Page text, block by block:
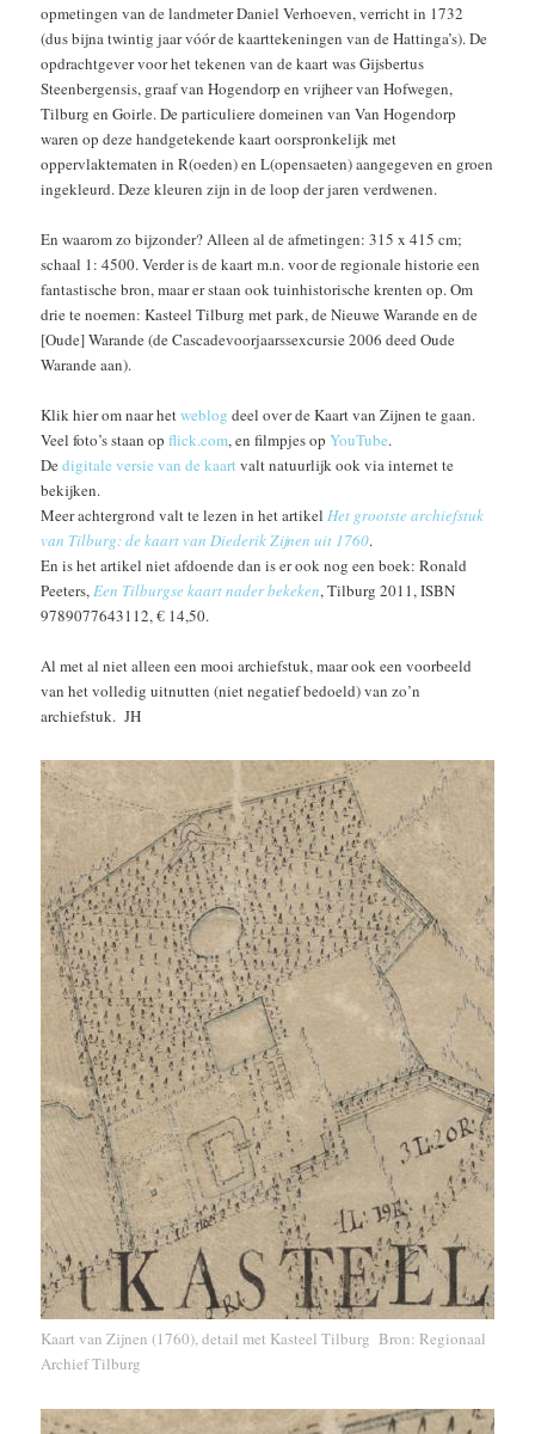
opmetingen van de landmeter Daniel Verhoeven, verricht in 1732
(dus bijna twintig jaar vóór de kaarttekeningen van de Hattinga’s). De
opdrachtgever voor het tekenen van de kaart was Gijsbertus
Steenbergensis, graaf van Hogendorp en vrijheer van Hofwegen,
Tilburg en Goirle. De particuliere domeinen van Van Hogendorp
waren op deze handgetekende kaart oorspronkelijk met
oppervlaktematen in R(oeden) en L(opensaeten) aangegeven en groen
ingekleurd. Deze kleuren zijn in de loop der jaren verdwenen.
En waarom zo bijzonder? Alleen al de afmetingen: 315 x 415 cm;
schaal 1: 4500. Verder is de kaart m.n. voor de regionale historie een
fantastische bron, maar er staan ook tuinhistorische krenten op. Om
drie te noemen: Kasteel Tilburg met park, de Nieuwe Warande en de
[Oude] Warande (de Cascadevoorjaarssexcursie 2006 deed Oude
Warande aan).
Klik hier om naar hetweblog deel over de Kaart van Zijnen te gaan.
Veel foto’s staan opflick.com, en filmpjes opYouTube.
Dedigitale versie van de kaartvalt natuurlijk ook via internet te
bekijken.
Meer achtergrond valt te lezen in het artikelHet grootste archiefstuk
van Tilburg: de kaart van Diederik Zijnen uit 1760.
En is het artikel niet afdoende dan is er ook nog een boek: Ronald
Peeters,Een Tilburgse kaart nader bekeken, Tilburg 2011, ISBN
9789077643112,€ 14,50.
Al met al niet alleen een mooi archiefstuk, maar ook een voorbeeld
van het volledig uitnutten (niet negatief bedoeld) van zo’n
archiefstuk. JH
Kaart van Zijnen (1760), detail met Kasteel Tilburg Bron: Regionaal
Archief Tilburg